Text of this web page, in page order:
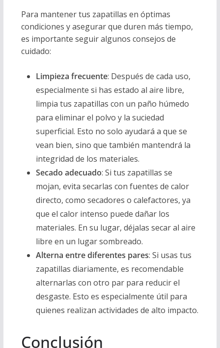
Para mantener tus zapatillas en óptimas
condiciones y asegurar que duren más tiempo,
es importante seguir algunos consejos de
cuidado:
Limpieza frecuente: Después de cada uso,
especialmente si has estado al aire libre,
limpia tus zapatillas con un paño húmedo
para eliminar el polvo y la suciedad
superficial. Esto no solo ayudará a que se
vean bien, sino que también mantendrá la
integridad de los materiales.
Secado adecuado: Si tus zapatillas se
mojan, evita secarlas con fuentes de calor
directo, como secadores o calefactores, ya
que el calor intenso puede dañar los
materiales. En su lugar, déjalas secar al aire
libre en un lugar sombreado.
Alterna entre diferentes pares: Si usas tus
zapatillas diariamente, es recomendable
alternarlas con otro par para reducir el
desgaste. Esto es especialmente útil para
quienes realizan actividades de alto impacto.
Conclusión